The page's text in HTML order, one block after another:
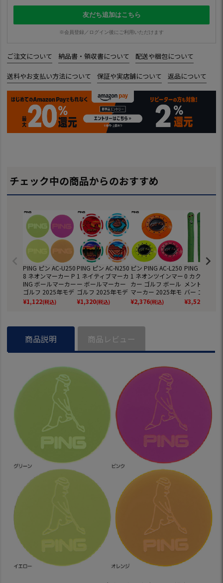
友だち追加はこちら
※会員登録／ログイン後にご利用いただけます
ご注文について 納品書・領収書について 配送や梱包について
送料やお支払い方法について 保証や実店舗について 返品について
チェック中の商品からのおすすめ
PING ピン AC-U250
8 ネオンマーカー P
ING ボールマーカー
ゴルフ 2025年モデ
ル 日本正規品
¥1,122(税込)
PING ピン AC-N250
1 ネイティブマーカ
ー ボールマーカー
ゴルフ 2025年モデ
ル 日本正規品
¥1,320(税込)
ピン PING AC-L250
1 ネオンツインマー
カー ゴルフ ボール
マーカー 2025年モ
デル 日本正規品
¥2,376(税込)
PING ピン
0 カクタス ア
メントスティ
バー ゴルフ
モデル 日本正
¥3,520
商品説明 商品レビュー